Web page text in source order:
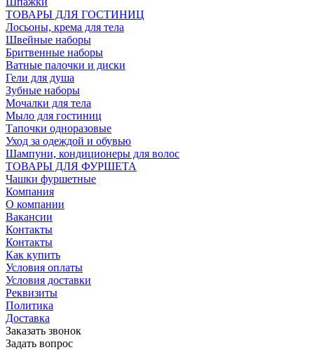
ТОВАРЫ ДЛЯ ГОСТИНИЦ
Лосьоны, крема для тела
Швейные наборы
Бритвенные наборы
Ватные палочки и диски
Гели для душа
Зубные наборы
Мочалки для тела
Мыло для гостиниц
Тапочки одноразовые
Уход за одеждой и обувью
Шампуни, кондиционеры для волос
ТОВАРЫ ДЛЯ ФУРШЕТА
Чашки фуршетные
Компания
О компании
Вакансии
Контакты
Контакты
Как купить
Условия оплаты
Условия доставки
Реквизиты
Политика
Доставка
Заказать звонок
Задать вопрос